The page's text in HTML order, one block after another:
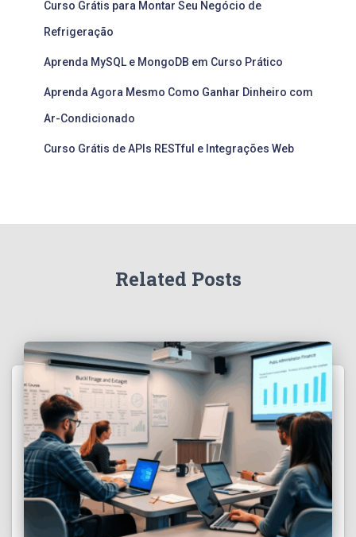
Curso Grátis para Montar Seu Negócio de
Refrigeração
Aprenda MySQL e MongoDB em Curso Prático
Aprenda Agora Mesmo Como Ganhar Dinheiro com
Ar-Condicionado
Curso Grátis de APIs RESTful e Integrações Web
Related Posts